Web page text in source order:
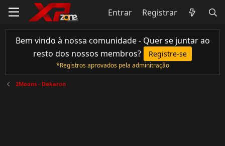
Entrar Registrar
Bem vindo à nossa comunidade - Quer se juntar ao
resto dos nossos membros?
Registre-se
*Registros aprovados pela adminitração
2Moons - Dekaron